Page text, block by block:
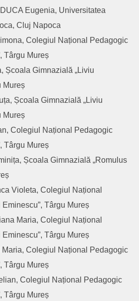
Eugenia, Universitatea
Cluj Napoca
Colegiul Național Pedagogic
Târgu Mureș
Școala Gimnazială „Liviu
Mureș
Școala Gimnazială „Liviu
Mureș
Colegiul Național Pedagogic
Târgu Mureș
Școala Gimnazială „Romulus
Violeta, Colegiul Național
Eminescu”, Târgu Mureș
Maria, Colegiul Național
Eminescu”, Târgu Mureș
Colegiul Național Pedagogic
Târgu Mureș
Colegiul Național Pedagogic
Târgu Mureș